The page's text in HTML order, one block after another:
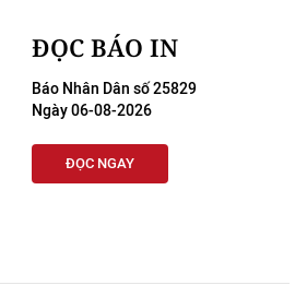
ĐỌC BÁO IN
Báo Nhân Dân số 25829
Ngày 06-08-2026
ĐỌC NGAY